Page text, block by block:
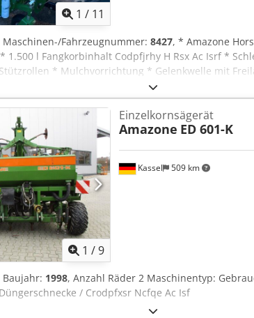
1 / 11
Maschinen-/Fahrzeugnummer: 8427, * Amazone
1.500 l Fangkorbinhalt Codpfjrhy H Rsx Ac Isrf *
* Mulchvorrichtung * Gelenkwelle mit
2650 U/min. *
WhatsApp-Support verfügbar! Bei Fragen zum
bequem per WhatsApp Whatsapp Whatsapp
1 /9
Kassel 509 km
Einzelkornsägerät
Amazone ED 601-K
Baujahr: 1998, Anzahl Räder 2 Maschinentyp:
/ Crodpfxsr Ncfqe Ac Isf